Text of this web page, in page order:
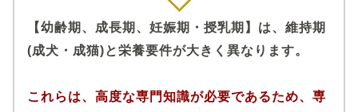
【幼齢期、成長期、妊娠期・授乳期】は、維持期
(成犬・成猫)と栄養要件が大きく異なります。
これらは、高度な専門知識が必要であるため、専